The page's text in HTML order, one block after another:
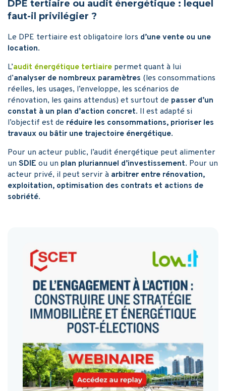
DPE tertiaire ou audit énergétique : lequel
faut-il privilégier ?
Le DPE tertiaire est obligatoire lors d’une vente ou une
location.
L’audit énergétique tertiaire permet quant à lui
d’analyser de nombreux paramètres (les consommations
réelles, les usages, l’enveloppe, les scénarios de
rénovation, les gains attendus) et surtout de passer d’un
constat à un plan d’action concret. Il est adapté si
l’objectif est de réduire les consommations, prioriser les
travaux ou bâtir une trajectoire énergétique.
Pour un acteur public, l’audit énergétique peut alimenter
un SDIE ou un plan pluriannuel d’investissement. Pour un
acteur privé, il peut servir à arbitrer entre rénovation,
exploitation, optimisation des contrats et actions de
sobriété.